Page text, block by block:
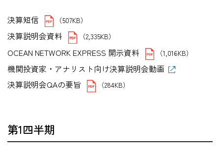
決算短信 （507KB）
決算説明会資料 （2,335KB）
OCEAN NETWORK EXPRESS 開示資料 （1,016KB）
機関投資家・アナリスト向け決算説明会動画
決算説明会QAの要旨
（284KB）
第1四半期